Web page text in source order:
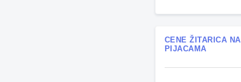
CENE ŽITARICA NA
PIJACAMA